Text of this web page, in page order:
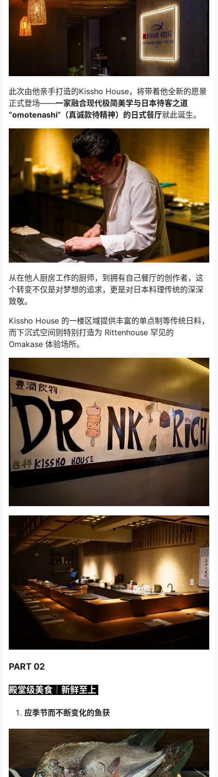
此次由他亲手打造的Kissho House，将带着他全新的愿景
正式登场——一家融合现代极简美学与日本待客之道
“omotenashi”（真诚款待精神）的日式餐厅就此诞生。
从在他人厨房工作的厨师，到拥有自己餐厅的创作者，这
个转变不仅是对梦想的追求，更是对日本料理传统的深深
致敬。
Kissho House 的一楼区域提供丰富的单点制等传统日料，
而下沉式空间则特别打造为 Rittenhouse 罕见的
Omakase 体验场所。
PART 02
殿堂级美食｜新鲜至上
应季节而不断变化的鱼获